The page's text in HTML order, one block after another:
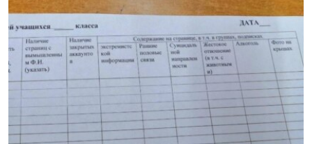
СИБИРЬ.РЕАЛИИ
РАСПИСАНИЕ ВЕЩАНИЯ
ПОДПИШИТЕСЬ НА РАССЫЛКУ